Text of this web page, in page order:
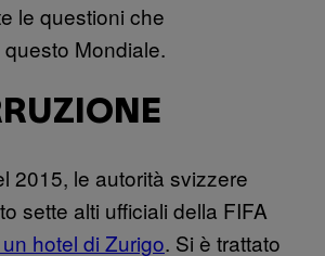
le questioni che
Mondiale.
2015, le autorità svizzere
sette alti ufficiali della FIFA
hotel di Zurigo. Si è trattato